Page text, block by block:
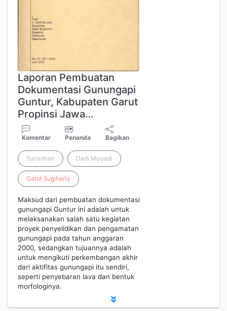
Laporan Pembuatan
Dokumentasi Gunungapi
Guntur, Kabupaten Garut
Propinsi Jawa…
Komentar Penanda Bagikan
Sunarman Dadi Mulyadi
Gatot Sugiharto
Maksud dari pembuatan dokumentasi
gunungapi Guntur ini adalah untuk
melaksanakan salah satu kegiatan
proyek penyelidikan dan pengamatan
gunungapi pada tahun anggaran
2000, sedangkan tujuannya adalah
untuk mengikuti perkembangan akhir
dari aktifitas gunungapi itu sendiri,
seperti penyebaran lava dan bentuk
morfologinya.